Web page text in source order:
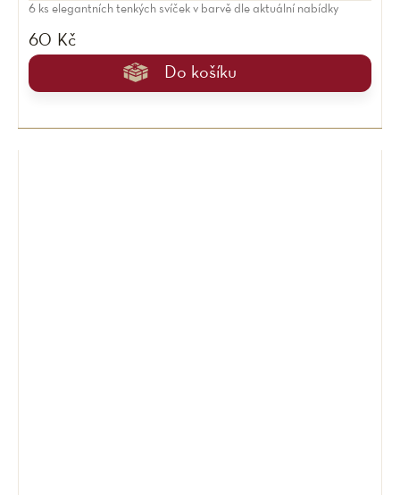
60 Kč
Do košíku
6 ks elegantních tenkých svíček v barvě dle aktuální nabídky